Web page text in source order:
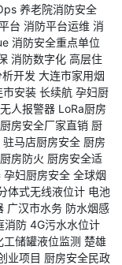
养老院消防安全
台 消防平台运维 消
消防安全重点单位
消防数字化 高层住
开发 大连市家用烟
市安装 长续航 孕妇厨
人报警器 LoRa厨房
厨房安全厂家直销 厨
驻马店厨房安全 厨房
房防火 厨房安全适
孕妇厨房安全 全球烟
体式无线液位计 电池
广汉市水务 防水烟感
消防 4G污水水位计
工储罐液位监测 楚雄
业项目 厨房安全民政